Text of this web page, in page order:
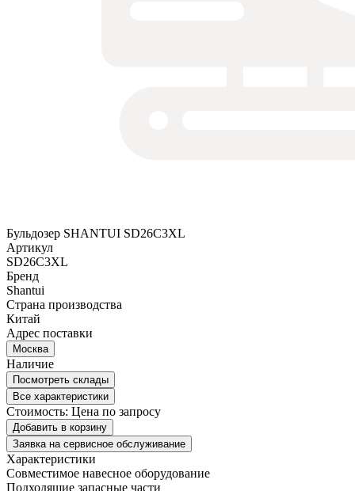
Бульдозер SHANTUI SD26C3XL
Артикул
SD26C3XL
Бренд
Shantui
Страна производства
Китай
Адрес поставки
Москва
Наличие
Посмотреть склады
Все характеристики
Стоимость: Цена по запросу
Добавить в корзину
Заявка на сервисное обслуживание
Характеристики
Совместимое навесное оборудование
Подходящие запасные части